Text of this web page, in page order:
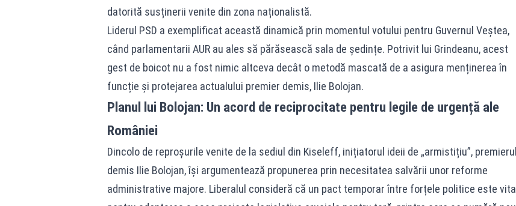
datorită susținerii venite din zona naționalistă.
Liderul PSD a exemplificat această dinamică prin momentul votului pentru Guvernul Veștea,
când parlamentarii AUR au ales să părăsească sala de ședințe. Potrivit lui Grindeanu, acest
gest de boicot nu a fost nimic altceva decât o metodă mascată de a asigura menținerea în
funcție și protejarea actualului premier demis, Ilie Bolojan.
Planul lui Bolojan: Un acord de reciprocitate pentru legile de urgență ale
României
Dincolo de reproșurile venite de la sediul din Kiseleff, inițiatorul ideii de „armistițiu”, premierul
demis Ilie Bolojan, își argumentează propunerea prin necesitatea salvării unor reforme
administrative majore. Liberalul consideră că un pact temporar între forțele politice este vital